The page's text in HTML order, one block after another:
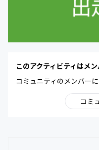
このアクティビティはメン
コミュニティのメンバー
コミ